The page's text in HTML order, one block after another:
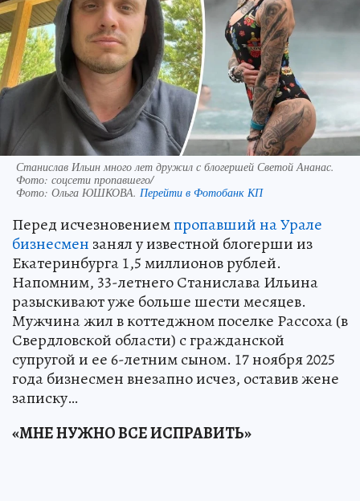
Станислав Ильин много лет дружил с блогершей Светой Ананас.
Фото: соцсети пропавшего/
Фото: Ольга ЮШКОВА. Перейти в Фотобанк КП
Перед исчезновениемпропавший на Урале
бизнесмен занял у известной блогерши из
Екатеринбурга 1,5 миллионов рублей.
Напомним, 33-летнего Станислава Ильина
разыскивают уже больше шести месяцев.
Мужчина жил в коттеджном поселке Рассоха (в
Свердловской области) с гражданской
супругой и ее 6-летним сыном. 17 ноября 2025
года бизнесмен внезапно исчез, оставив жене
записку…
«МНЕ НУЖНО ВСЕ ИСПРАВИТЬ»